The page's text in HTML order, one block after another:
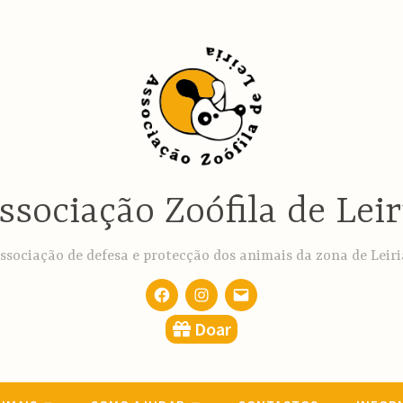
Zoófila de
de defesa e protecção dos animais da zona de
FacebookInstagram
email
Doar